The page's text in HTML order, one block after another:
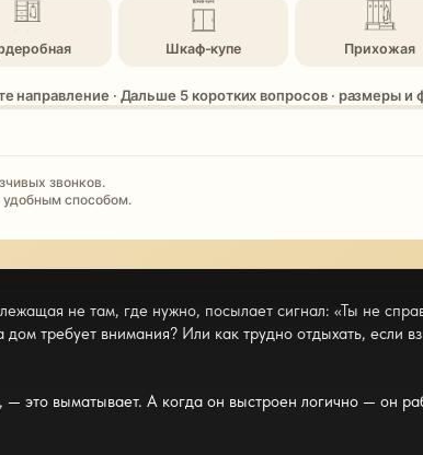
Шкаф-купе Прихожая
направление · Дальше 5 коротких вопросов · размеры
звонков.
способом.
не там, где нужно, посылает сигнал: «Ты не
требует внимания? Или как трудно отдыхать, если
, — это выматывает. А когда он выстроен логично — он